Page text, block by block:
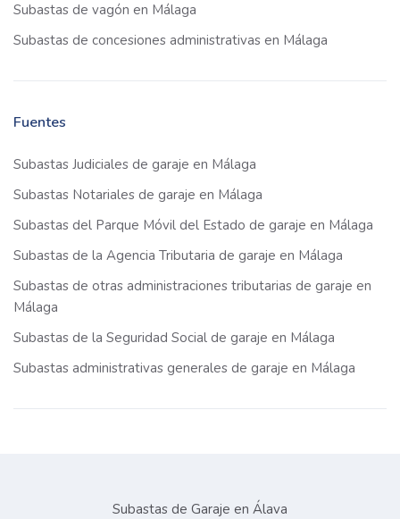
Subastas de vagón en Málaga
Subastas de concesiones administrativas en Málaga
Fuentes
Subastas Judiciales de garaje en Málaga
Subastas Notariales de garaje en Málaga
Subastas del Parque Móvil del Estado de garaje en Málaga
Subastas de la Agencia Tributaria de garaje en Málaga
Subastas de otras administraciones tributarias de garaje en
Málaga
Subastas de la Seguridad Social de garaje en Málaga
Subastas administrativas generales de garaje en Málaga
Subastas de Garaje en Álava